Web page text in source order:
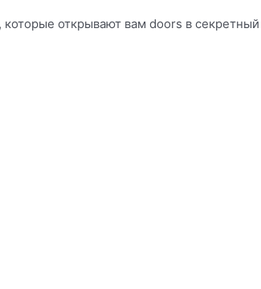
открывают вам doors в секретный